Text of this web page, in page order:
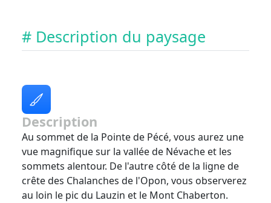
# Description du paysage
Description
Au sommet de la Pointe de Pécé, vous aurez une
vue magnifique sur la vallée de Névache et les
sommets alentour. De l'autre côté de la ligne de
crête des Chalanches de l'Opon, vous observerez
au loin le pic du Lauzin et le Mont Chaberton.